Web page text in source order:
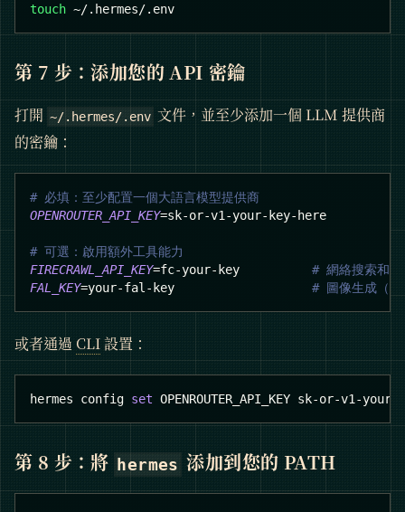
touch ~/.hermes/.env
第 7 步：添加您的 API 密鑰
打開 ~/.hermes/.env 文件，並至少添加一個 LLM 提供商
的密鑰：
# 必填：至少配置一個大語言模型提供商
OPENROUTER_API_KEY=sk-or-v1-your-key-here
# 可選：啟用額外工具能力
FIRECRAWL_API_KEY=fc-your-key # 網絡搜索和抓
FAL_KEY=your-fal-key # 圖像生成（
或者通過 CLI設置：
hermes config set OPENROUTER_API_KEY sk-or-v1-
第 8 步：將 hermes 添加到您的 PATH